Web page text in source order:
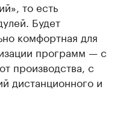
то есть
Будет
комфортная для
программ — с
производства, с
дистанционного и